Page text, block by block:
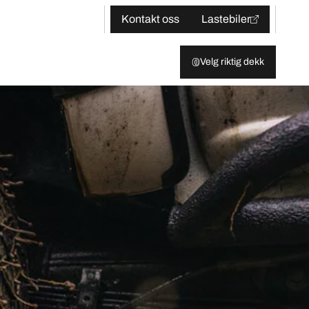
Kontakt oss Lastebiler
Velg riktig dekk